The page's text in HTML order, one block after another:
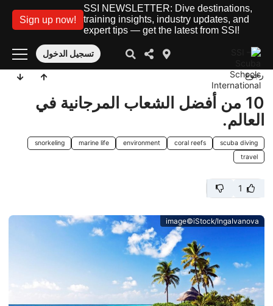
SSI NEWSLETTER: Dive destinations,
training insights, industry updates, and
expert tips — get the latest from SSI!
Sign up now!
تسجيل الدخول
رجوع
10 من أفضل الشعاب المرجانية في
العالم.
scuba diving
coral reefs
environment
marine life
snorkeling
travel
1
image©iStock/IngaIvanova